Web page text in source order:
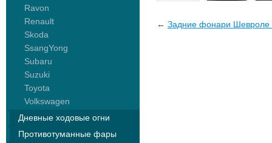
Ravon
Renault
Skoda
SsangYong
Subaru
Suzuki
Toyota
Volkswagen
Дневные ходовые огни
Противотуманные фары
← Задние фонари Шевроле